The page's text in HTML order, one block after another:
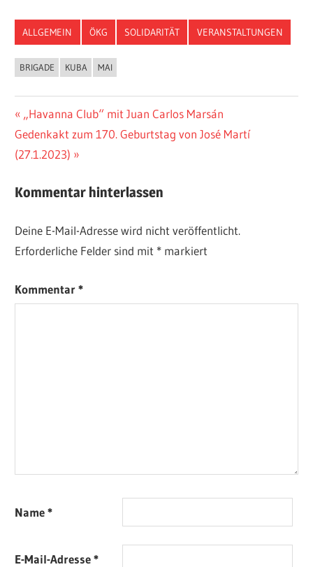
ALLGEMEIN ÖKG SOLIDARITÄT VERANSTALTUNGEN
BRIGADE KUBA MAI
Beitragsnavigation
Vorheriger
Beitrag:
„Havanna Club“ mit Juan Carlos Marsán
Nächster
Beitrag:
Gedenkakt zum 170. Geburtstag von José Martí
(27.1.2023)
Kommentar hinterlassen
Deine E-Mail-Adresse wird nicht veröffentlicht.
Erforderliche Felder sind mit * markiert
Kommentar*
Name*
E-Mail-Adresse*